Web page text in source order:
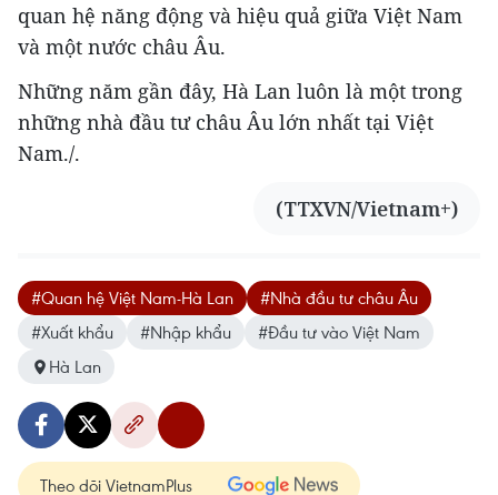
quan hệ năng động và hiệu quả giữa Việt Nam
và một nước châu Âu.
Những năm gần đây, Hà Lan luôn là một trong
những nhà đầu tư châu Âu lớn nhất tại Việt
Nam./.
(TTXVN/Vietnam+)
#Quan hệ Việt Nam-Hà Lan
#Nhà đầu tư châu Âu
#Xuất khẩu
#Nhập khẩu
#Đầu tư vào Việt Nam
Hà Lan
Theo dõi VietnamPlus